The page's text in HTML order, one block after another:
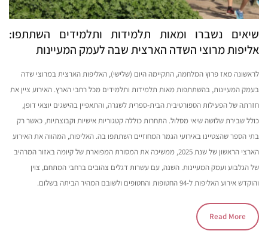
שיאים נשברו ומאות תלמידות ותלמידים השתתפו:
אליפות מרוצי השדה הארצית שבה לעמק המעיינות
לראשונה מאז פרוץ המלחמה, התקיימה היום (שלישי), האליפות הארצית במרוצי שדה
בעמק המעיינות, בהשתתפות מאות תלמידות ותלמידים מכל רחבי הארץ. האירוע ציין את
חזרתה של הפעילות הספורטיבית הבית-ספרית לשגרה, והתאפיין בהישגים יוצאי דופן,
כולל שבירת שלושה שיאי מסלול. התחרות כוללה קטגוריות אישיות וקבוצתיות, כאשר רק
בתי הספר שהצטיינו באירועי הגמר המחוזיים השתתפו בה. האליפות, המהווה את האירוע
הארצי הראשון של שנת 2025, ממשיכה את המסורת המפוארת של קיומה באזור המרהיב
של הגלבוע ועמק המעיינות. השנה, עם עשרות דגלים צהובים ברחבי המתחם, צוין
והוקדש אירוע האליפות ל-94 החטופות והחטופים ולשובם המהיר הביתה בשלום.
Read More